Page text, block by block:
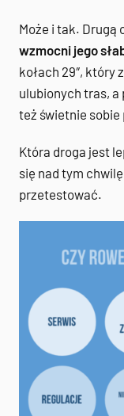
Może i tak. Drugą
wzmocni jego
kołach 29″, który
ulubionych tras, a
też świetnie sobie
Która droga jest
się nad tym
przetestować.